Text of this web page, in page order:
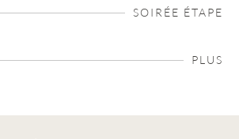
SOIRÉE ÉTAPE
PLUS